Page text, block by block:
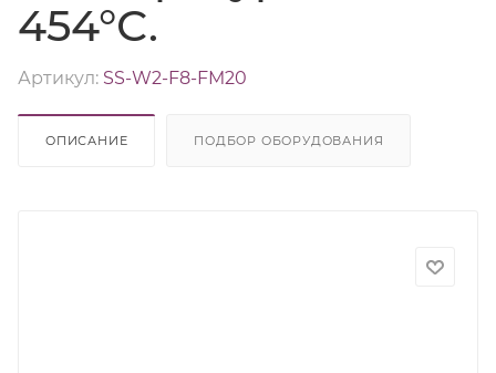
454°С.
Артикул: SS-W2-F8-FM20
ОПИСАНИЕ ПОДБОР ОБОРУДОВАНИЯ